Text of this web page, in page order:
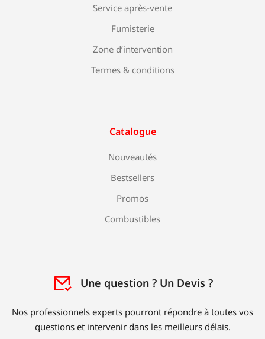
Service après-vente
Fumisterie
Zone d’intervention
Termes & conditions
Catalogue
Nouveautés
Bestsellers
Promos
Combustibles
Une question ? Un Devis ?
Nos professionnels experts pourront répondre à toutes vos
questions et intervenir dans les meilleurs délais.